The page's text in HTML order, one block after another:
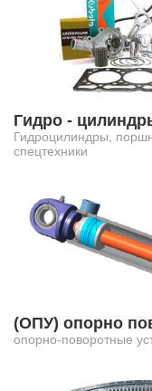
Гидро -
Гидроцилиндры,
спецтехники
(ОПУ) опорно
опорно-поворотные